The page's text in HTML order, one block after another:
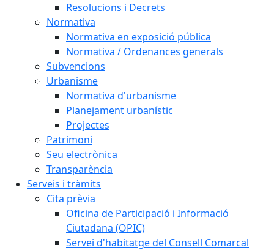
Resolucions i Decrets
Normativa
Normativa en exposició pública
Normativa / Ordenances generals
Subvencions
Urbanisme
Normativa d'urbanisme
Planejament urbanístic
Projectes
Patrimoni
Seu electrònica
Transparència
Serveis i tràmits
Cita prèvia
Oficina de Participació i Informació
Ciutadana (OPIC)
Servei d'habitatge del Consell Comarcal